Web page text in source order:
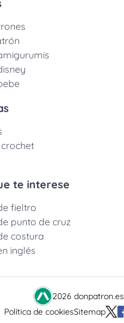
te interese
fieltro
punto de cruz
costura
inglés
2026 donpatron.es
Política de cookiesSitemap